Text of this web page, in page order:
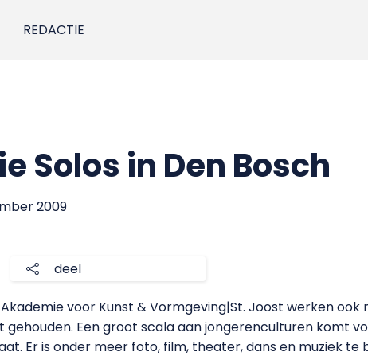
REDACTIE
Solos in Den Bosch
2009
deel
voor Kunst & Vormgeving|St. Joost werken ook
Een groot scala aan jongerenculturen komt
Er is onder meer foto, film, theater, dans en muziek te